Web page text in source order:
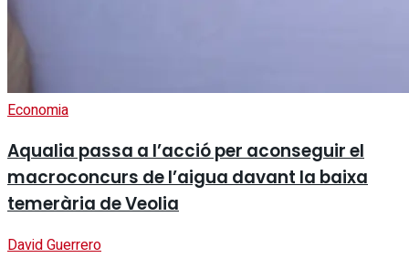
Economia
Aqualia passa a l’acció per aconseguir el
macroconcurs de l’aigua davant la baixa
temerària de Veolia
David Guerrero